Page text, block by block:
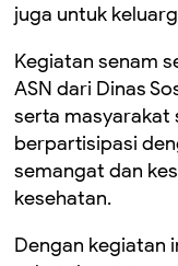
juga untuk
Kegiatan senam
ASN dari Dinas
serta masyarakat
berpartisipasi
semangat dan
kesehatan.
Dengan kegiatan